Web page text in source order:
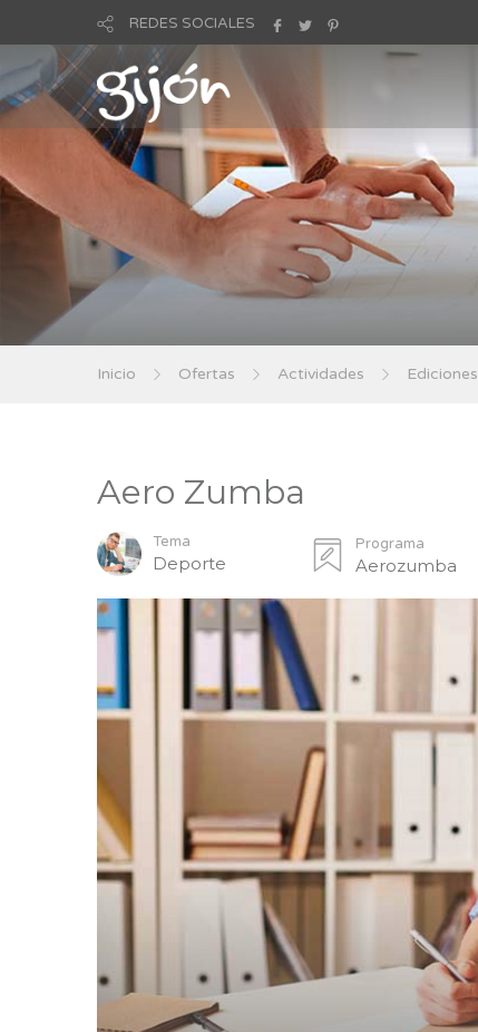
REDES SOCIALES
Inicio Ofertas Actividades Ediciones
Aero Zumba
Tema
Deporte
Programa
Aerozumba